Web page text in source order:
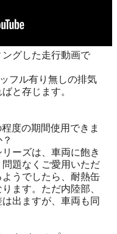
グした走行動画で
フル有り無しの排気
と存じます。
度の期間使用できま
ーズは、車両に飽き
題なくご愛用いただ
うでしたら、耐熱缶
ます。ただ内陸部、
出ますが、車両も同